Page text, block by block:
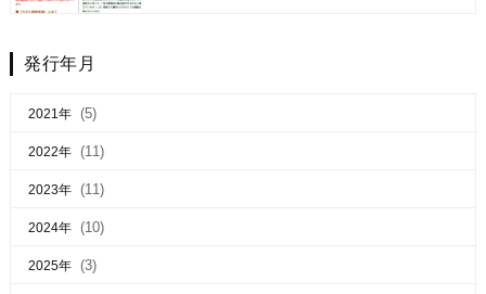
発行年月
2021年 (5)
2022年 (11)
2023年 (11)
2024年 (10)
2025年 (3)